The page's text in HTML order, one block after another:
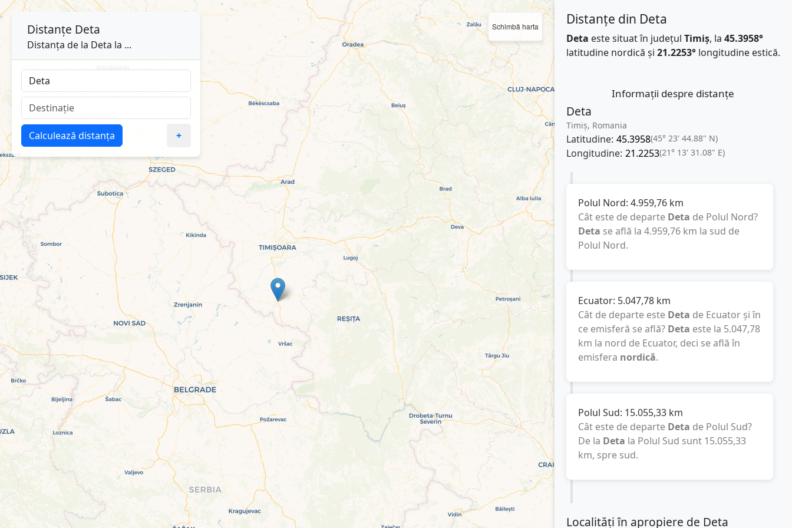
Schimbă harta Distanțe din Deta
Deta este situat în județul Timiș, la 45.3958°
latitudine nordică și 21.2253°longitudine estică.
Informații despre distanțe
Deta
Timiș, Romania
Latitudine: 45.3958(45° 23' 44.88" N)
Longitudine: 21.2253(21° 13' 31.08" E)
Polul Nord: 4.959,76 km
Cât este de departe Deta de Polul Nord?
Deta se află la 4.959,76 km la sud de
Polul Nord.
Ecuator: 5.047,78 km
Cât de departe este Deta de Ecuator și în
ce emisferă se află? Deta este la 5.047,78
km la nord de Ecuator, deci se află în
emisfera nordică.
Polul Sud: 15.055,33 km
Cât este de departe Deta de Polul Sud?
De la Deta la Polul Sud sunt 15.055,33
km, spre sud.
Localități în apropiere de Deta
Distanțe Deta
Distanța de la Deta la ...
Calculează distanța +